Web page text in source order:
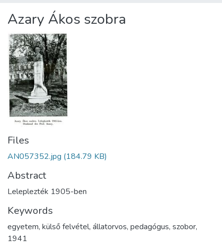
Statistics
About us
Azary Ákos szobra
Files
AN057352.jpg (184.79 KB)
Abstract
Leleplezték 1905-ben
Keywords
egyetem, külső felvétel, állatorvos, pedagógus, szobor,
1941